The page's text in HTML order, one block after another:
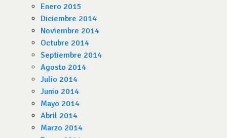
Enero 2015
Diciembre 2014
Noviembre 2014
Octubre 2014
Septiembre 2014
Agosto 2014
Julio 2014
Junio 2014
Mayo 2014
Abril 2014
Marzo 2014